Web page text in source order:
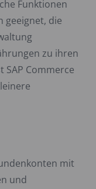
Funktionen
geeignet, die
zu ihren
Commerce
mit
und